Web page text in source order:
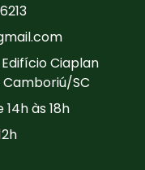
Edifício Ciaplan
SC
14h às 18h